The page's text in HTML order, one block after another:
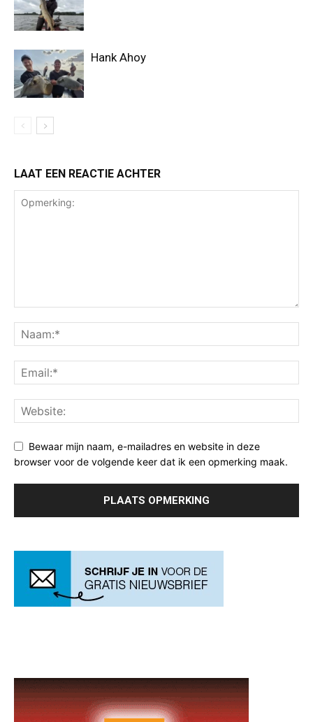
Hank Ahoy
LAAT EEN REACTIE ACHTER
Bewaar mijn naam, e-mailadres en website in deze
browser voor de volgende keer dat ik een opmerking maak.